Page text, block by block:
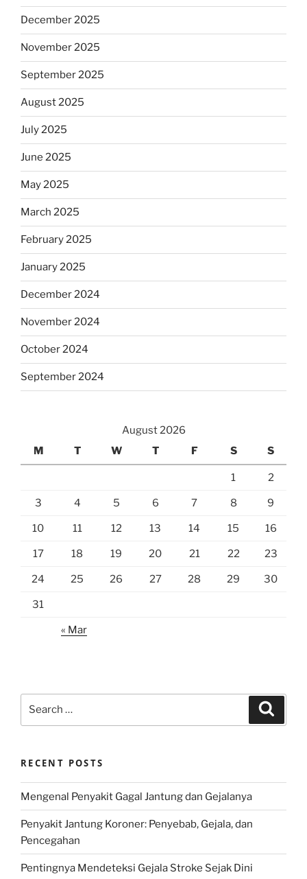
December 2025
November 2025
September 2025
August 2025
July 2025
June 2025
May 2025
March 2025
February 2025
January 2025
December 2024
November 2024
October 2024
September 2024
August 2026
M
T W T F S S
1 2
3 4 5 6 7 8 9
10 11 12 13 14 15 16
17 18 19 20 21 22 23
24 25 26 27 28 29 30
31
« Mar
RECENT POSTS
Mengenal Penyakit Gagal Jantung dan Gejalanya
Penyakit Jantung Koroner: Penyebab, Gejala, dan
Pencegahan
Pentingnya Mendeteksi Gejala Stroke Sejak Dini